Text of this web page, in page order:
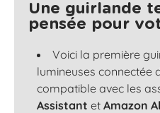
Une guirlande
pensée pour
Voici la première
lumineuses connectée
compatible avec les
Assistant et Amazon